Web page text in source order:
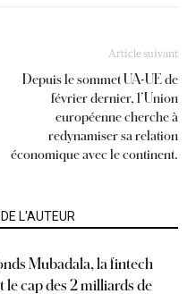
Article suivant
Depuis le sommet UA-UE de
février dernier, l’Union
européenne cherche à
redynamiser sa relation
économique avec le continent.
L'AUTEUR
Mubadala, la fintech
le cap des 2 milliards de